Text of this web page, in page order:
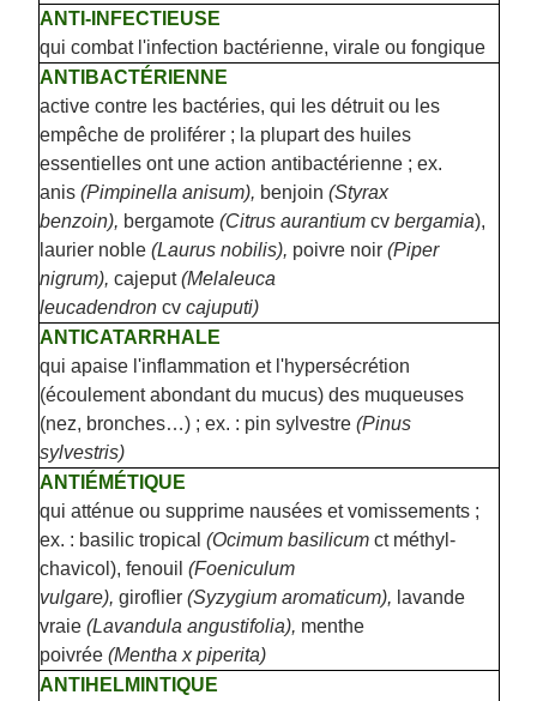
ANTI-INFECTIEUSE
qui combat l'infection bactérienne, virale ou fongique
ANTIBACTÉRIENNE
active contre les bactéries, qui les détruit ou les
empêche de proliférer ; la plupart des huiles
essentielles ont une action antibactérienne ; ex.
anis (Pimpinella anisum), benjoin (Styrax
benzoin), bergamote (Citrus aurantium cv bergamia),
laurier noble (Laurus nobilis), poivre noir (Piper
nigrum), cajeput(Melaleuca
leucadendron cv cajuputi)
ANTICATARRHALE
qui apaise l'inflammation et l'hypersécrétion
(écoulement abondant du mucus) des muqueuses
(nez, bronches…) ; ex. : pin sylvestre (Pinus
sylvestris)
ANTIÉMÉTIQUE
qui atténue ou supprime nausées et vomissements ;
ex. : basilic tropical (Ocimum basilicum ct méthyl-
chavicol), fenouil (Foeniculum
vulgare), giroflier (Syzygium aromaticum), lavande
vraie (Lavandula angustifolia), menthe
poivrée (Mentha x piperita)
ANTIHELMINTIQUE